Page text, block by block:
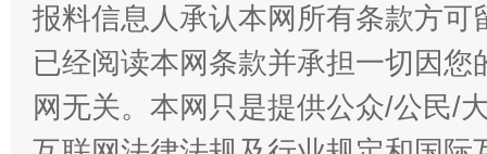
报料信息人承认本网所有条款方
已经阅读本网条款并承担一切因
网无关。本网只是提供公众/公民/